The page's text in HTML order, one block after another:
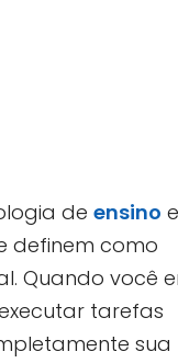
de ensino
definem como
Quando você
tarefas
sua